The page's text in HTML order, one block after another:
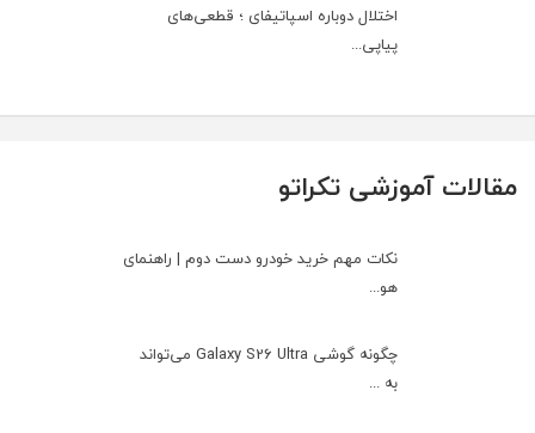
اختلال دوباره اسپاتیفای ؛ قطعی‌های
پیاپی...
مقالات آموزشی تکراتو
نکات مهم خرید خودرو دست دوم | راهنمای
هو...
چگونه گوشی Galaxy S26 Ultra می‌تواند
به ...